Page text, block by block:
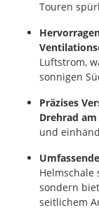
Touren
Luftstrom,
sonnigen
Präzises
Drehrad
und
Helmschale
sondern
seitlichem